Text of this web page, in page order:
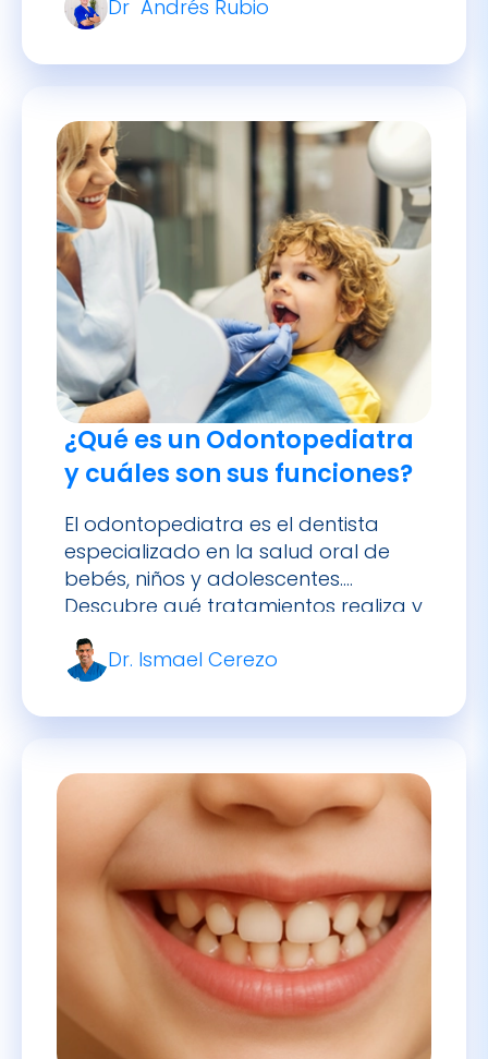
¿Qué es un Odontopediatra
y cuáles son sus funciones?
El odontopediatra es el dentista
especializado en la salud oral de
bebés, niños y adolescentes.
Descubre qué tratamientos realiza y
cuándo acudir con tu hijo.
Dr. Ismael Cerezo
Dientes de leche: Todo lo
que necesitas saber